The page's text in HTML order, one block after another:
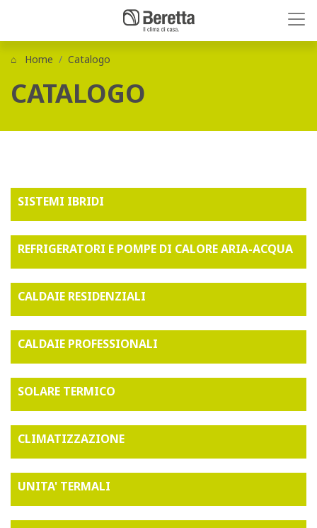
Home Catalogo
CATALOGO
SISTEMI IBRIDI
REFRIGERATORI E POMPE DI CALORE ARIA-ACQUA
CALDAIE RESIDENZIALI
CALDAIE PROFESSIONALI
SOLARE TERMICO
CLIMATIZZAZIONE
UNITA' TERMALI